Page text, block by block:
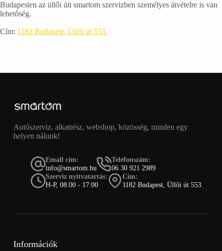
Budapesten az üllői úti smartom szervizben személyes átvételre is van
lehetőség.
Cím: 1182 Budapest, Üllői út 553.
Autószerviz, alkatrész, webshop, közösség, minden egy
helyen nálunk!
Email cím:
info@smartom.hu
Telefonszám:
06 30 921 2989
Szerviz nyitvatartás:
H-P, 08:00 - 17:00
Cím:
1182 Budapest, Üllői út 553.
Információk